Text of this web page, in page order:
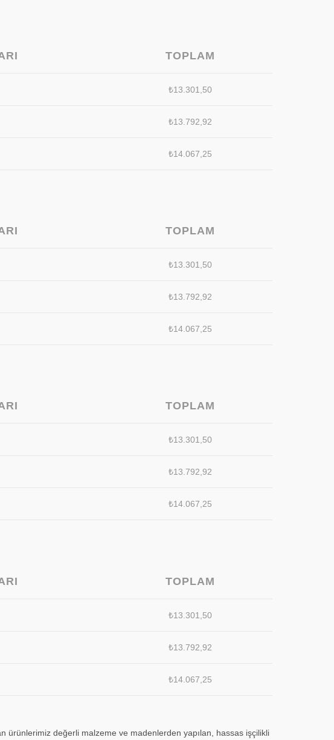
TOPLAM
₺13.301,50
₺13.792,92
₺14.067,25
TOPLAM
₺13.301,50
₺13.792,92
₺14.067,25
TOPLAM
₺13.301,50
₺13.792,92
₺14.067,25
TOPLAM
₺13.301,50
₺13.792,92
₺14.067,25
ürünlerimiz değerli malzeme ve madenlerden yapılan, hassas işçilikli